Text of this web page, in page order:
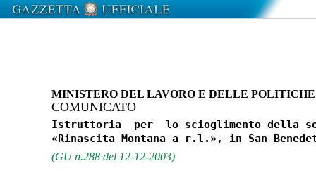
MINISTERO DEL LAVORO E DELLE
COMUNICATO
Istruttoria  per  lo scioglimento della
(GU n.288 del 12-12-2003)